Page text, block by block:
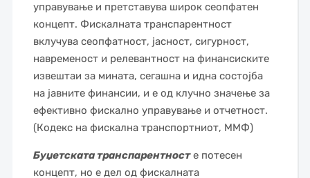
управување и претставува широк сеопфатен
концепт. Фискалната транспарентност
вклучува сеопфатност, јасност, сигурност,
навременост и релевантност на финансиските
извештаи за мината, сегашна и идна состојба
на јавните финансии, и е од клучно значење за
ефективно фискално управување и отчетност.
(Кодекс на фискална транспортниот, ММФ)
Буџетската транспарентносте потесен
концепт, но е дел од фискалната